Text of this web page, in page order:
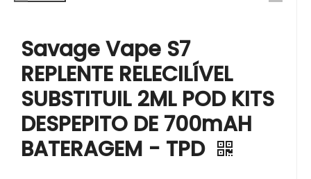
Savage Vape S7
REPLENTE RELECILÍVEL
SUBSTITUIL 2ML POD KITS
DESPEPITO DE 700mAH
BATERAGEM - TPD